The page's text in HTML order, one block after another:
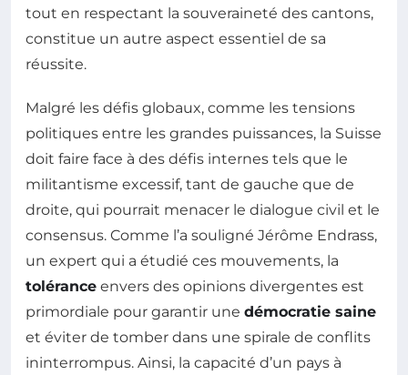
tout en respectant la souveraineté des cantons,
constitue un autre aspect essentiel de sa
réussite.
Malgré les défis globaux, comme les tensions
politiques entre les grandes puissances, la Suisse
doit faire face à des défis internes tels que le
militantisme excessif, tant de gauche que de
droite, qui pourrait menacer le dialogue civil et le
consensus. Comme l’a souligné Jérôme Endrass,
un expert qui a étudié ces mouvements, la
tolérance envers des opinions divergentes est
primordiale pour garantir une démocratie saine
et éviter de tomber dans une spirale de conflits
ininterrompus. Ainsi, la capacité d’un pays à